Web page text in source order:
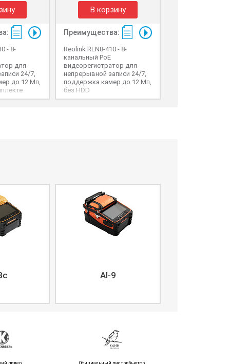
- 8-
для
24/7,
до 12 Мп,
В корзину
Преимущества:
Reolink RLN8-410 - 8-
канальный PoE
видеорегистратор для
непрерывной записи 24/7,
поддержка камер до 12 Мп,
без HDD
AI-9
дилер Официальный дистрибьютор